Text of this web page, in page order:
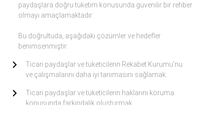
paydaşlara doğru tüketim konusunda güvenilir bir rehber
olmayı amaçlamaktadır.
Bu doğrultuda, aşağıdaki çözümler ve hedefler
benimsenmiştir:
Ticari paydaşlar ve tüketicilerin Rekabet Kurumu'nu
ve çalışmalarını daha iyi tanımasını sağlamak.
Ticari paydaşlar ve tüketicilerin haklarını koruma
konusunda farkındalık oluşturmak.